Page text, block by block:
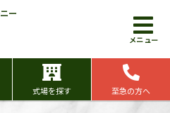
ー
メニュー
式場を探す 至急の方へ